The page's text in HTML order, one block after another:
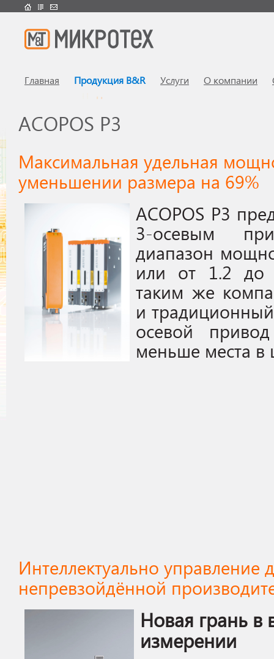
Главная Продукция B&R Услуги О компании
ACOPOS P3
Максимальная удельная
уменьшении размера на 69%
ACOPOS P3
3-осевым
диапазон
или от 1.2 до
таким же
и
осевой
меньше места в
Интеллектуально управление
непревзойдённой
Новая грань в
измерении